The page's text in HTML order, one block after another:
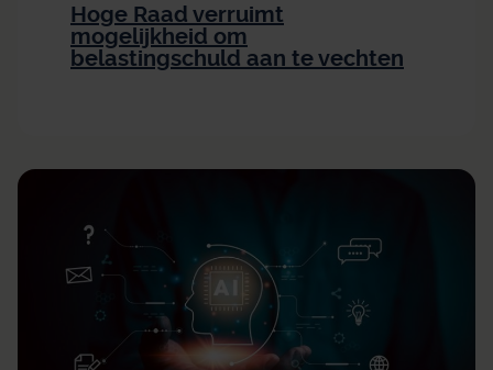
Hoge Raad verruimt
mogelijkheid om
belastingschuld aan te vechten